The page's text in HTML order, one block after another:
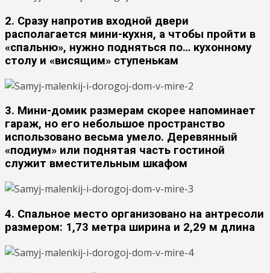
2. Сразу напротив входной двери
располагается мини-кухня, а чтобы пройти в
«спальню», нужно подняться по… кухонному
столу и «висящим» ступенькам
3. Мини-домик размерам скорее напоминает
гараж, но его небольшое пространство
использовано весьма умело. Деревянный
«подиум» или поднятая часть гостиной
служит вместительным шкафом
4. Спальное место организовано на антресоли
размером: 1,73 метра ширина и 2,29 м длина